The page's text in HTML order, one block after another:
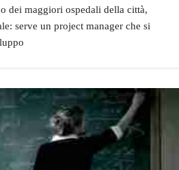
dei maggiori ospedali della città,
serve un project manager che si